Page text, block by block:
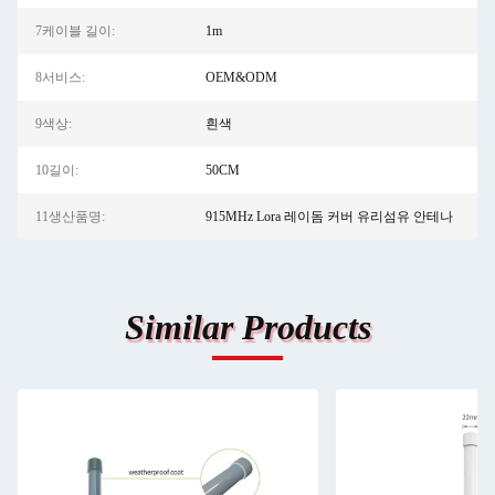
7케이블 길이: 1m
8서비스: OEM&ODM
9색상: 흰색
10길이: 50CM
11생산품명: 915MHz Lora 레이돔 커버 유리섬유 안테나
Similar Products